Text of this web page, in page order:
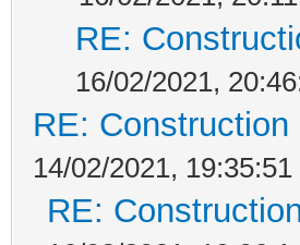
RE:
16/02/2021,
RE:
14/02/2021, 19:35:51
RE: